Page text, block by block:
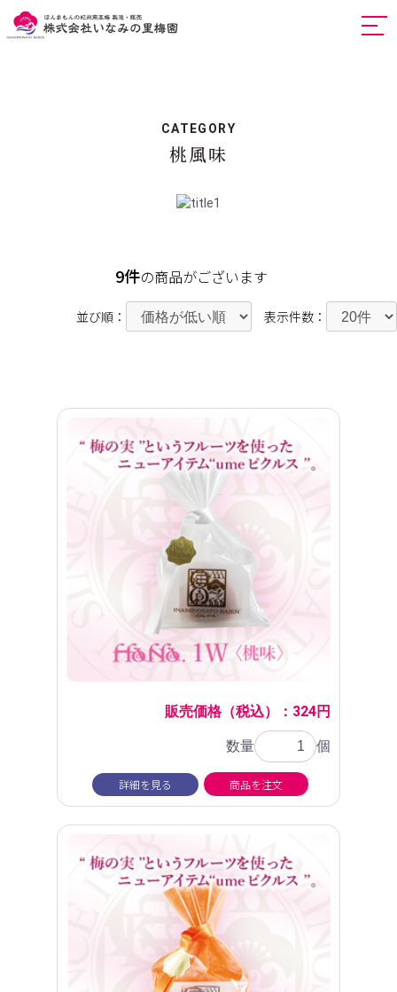
CATEGORY
桃風味
9件の商品がございます
並び順： 表示件数：
販売価格（税込）：324円
数量 個
詳細を見る 商品を注文